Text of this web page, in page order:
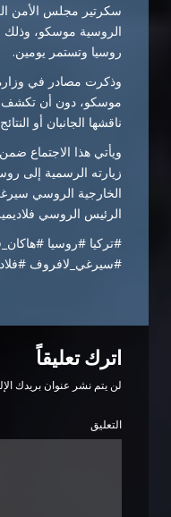
سكرتير مجلس الأمن
الروسية موسكو، وذلك
روسيا وتستمر يومين.
وذكرت مصادر في وزارة
موسكو، دون أن تكشف
ناقشها الجانبان أو
ويأتي هذا الاجتماع
زيارته الرسمية إلى
الخارجية الروسي
الرئيس الروسي
#تركيا #روسيا
#سيرغي_لافروف
اترك تعليقاً
لن يتم نشر عنوان بريدك
التعليق